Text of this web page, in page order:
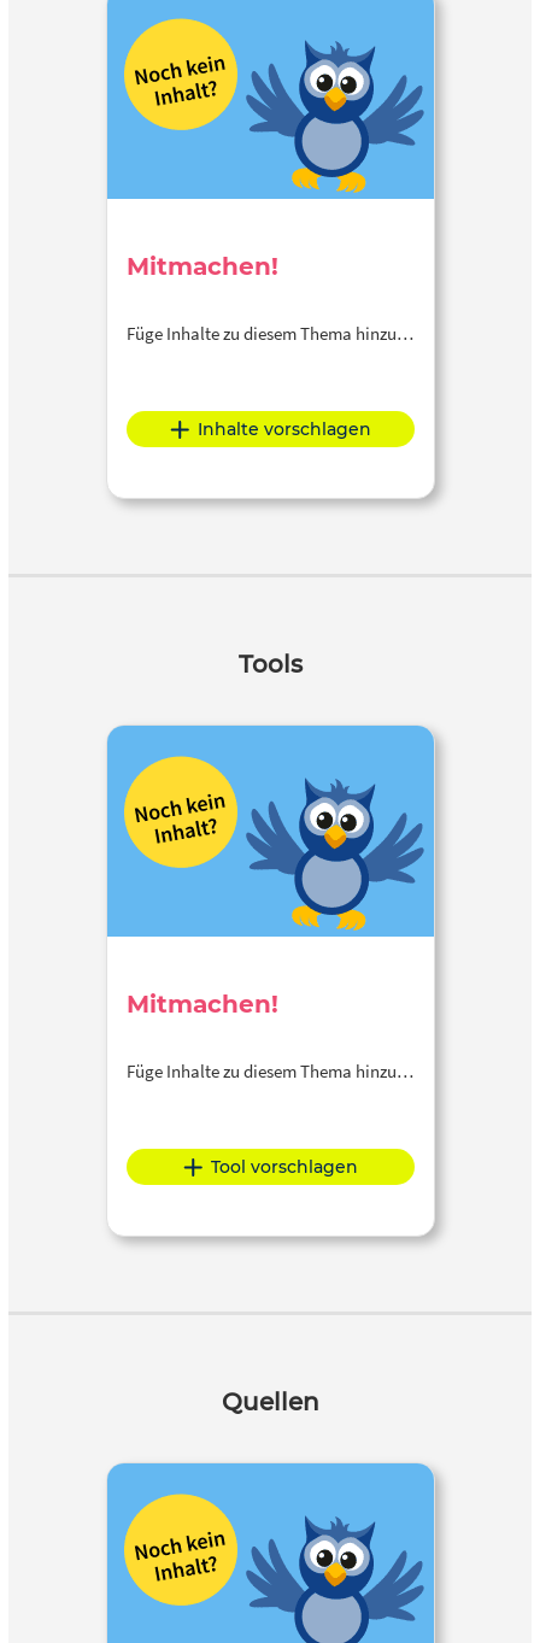
Mitmachen!
Füge Inhalte zu diesem Thema hinzu…
Inhalte vorschlagen
Tools
Mitmachen!
Füge Inhalte zu diesem Thema hinzu…
Tool vorschlagen
Quellen